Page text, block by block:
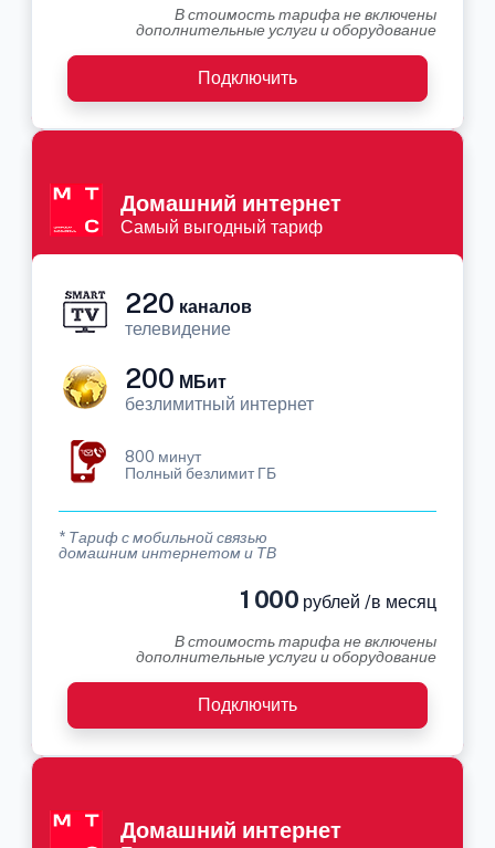
В стоимость тарифа не включены
дополнительные услуги и оборудование
Подключить
Домашний интернет
Самый выгодный тариф
220 каналов
телевидение
200 МБит
безлимитный интернет
800 минут
Полный безлимит ГБ
* Тариф с мобильной связью
домашним интернетом и ТВ
1 000 рублей /в месяц
В стоимость тарифа не включены
дополнительные услуги и оборудование
Подключить
Домашний интернет